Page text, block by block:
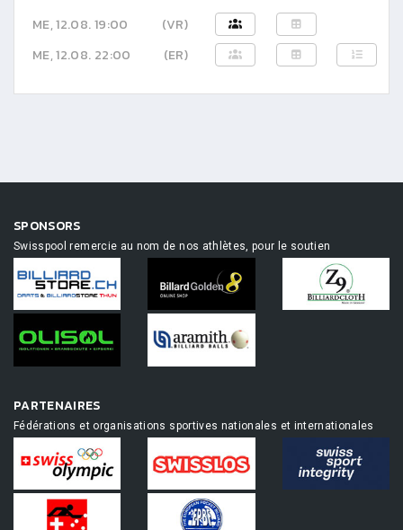
ME, 12.08. 19:00
(VR)
ME, 12.08. 22:00
(ER)
SPONSORS
Swisspool remercie au nom de nos athlètes, pour le soutien
PARTENAIRES
Fédérations et organisations sportives nationales et internationales